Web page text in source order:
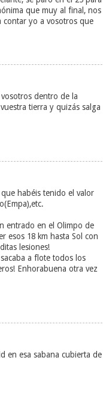
que muy al final, nos
contar yo a vosotros que
dentro de la
tierra y quizás salga
habéis tenido el valor
entrado en el Olimpo de
esos 18 km hasta Sol con
lesiones!
a flote todos los
Enhorabuena otra vez
en esa sabana cubierta de